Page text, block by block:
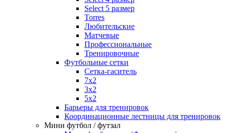
Select 5 размер
Torres
Любительские
Матчевые
Профессиональные
Тренировочные
Футбольные сетки
Сетка-гаситель
7x2
3х2
5х2
Барьеры для тренировок
Координационные лестницы для тренировок
Мини футбол / футзал